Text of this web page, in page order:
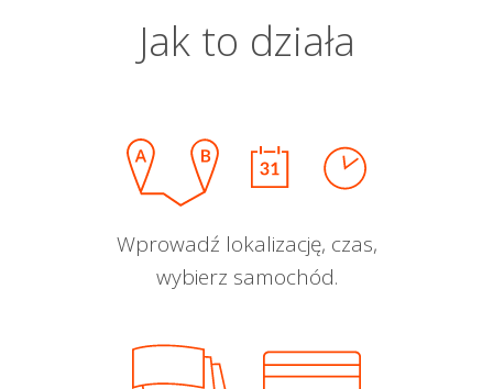
Jak to działa
Wprowadź lokalizację, czas,
wybierz samochód.